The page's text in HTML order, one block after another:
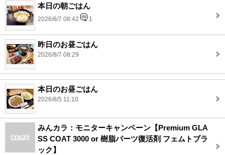
本日の朝ごはん
2026/8/7 08:42 1
昨日のお昼ごはん
2026/8/7 08:29
本日のお昼ごはん
2026/8/5 11:10
みんカラ：モニターキャンペーン【Premium GLA
SS COAT 3000 or 樹脂パーツ復活剤 フェムトブラ
ック】